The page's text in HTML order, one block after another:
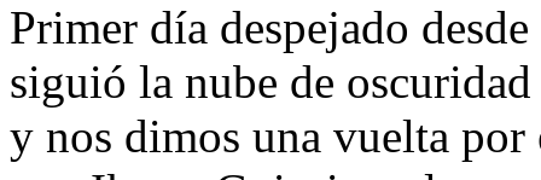
Primer día despejado
siguió la nube de
y nos dimos una vuelta